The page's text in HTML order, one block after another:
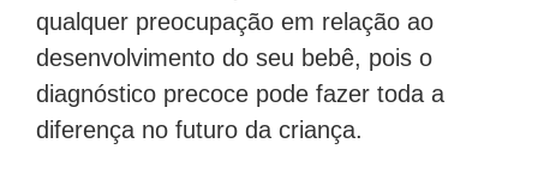
qualquer preocupação em relação ao
desenvolvimento do seu bebê, pois o
diagnóstico precoce pode fazer toda a
diferença no futuro da criança.